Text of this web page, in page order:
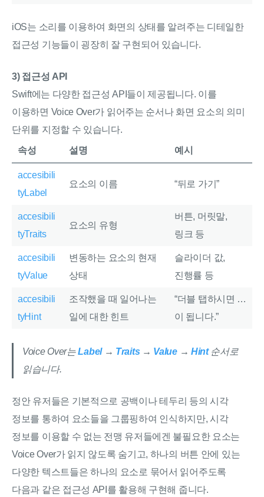
iOS는 소리를 이용하여 화면의 상태를 알려주는 디테일한
접근성 기능들이 굉장히 잘 구현되어 있습니다.
3) 접근성 API
Swift에는 다양한 접근성 API들이 제공됩니다. 이를
이용하면 Voice Over가 읽어주는 순서나 화면 요소의 의미
단위를 지정할 수 있습니다.
속성 설명 예시
accesibili
tyLabel
요소의 이름 “뒤로 가기”
accesibili
tyTraits
요소의 유형
버튼, 머릿말,
링크 등
accesibili
tyValue
변동하는 요소의 현재
상태
슬라이더 값,
진행률 등
accesibili
tyHint
조작했을 때 일어나는
일에 대한 힌트
“더블 탭하시면 …
이 됩니다.”
Voice Over는Label→ Traits → Value→ Hint순서로
읽습니다.
정안 유저들은 기본적으로 공백이나 테두리 등의 시각
정보를 통하여 요소들을 그룹핑하여 인식하지만, 시각
정보를 이용할 수 없는 전맹 유저들에겐 불필요한 요소는
Voice Over가 읽지 않도록 숨기고, 하나의 버튼 안에 있는
다양한 텍스트들은 하나의 요소로 묶어서 읽어주도록
다음과 같은 접근성 API를 활용해 구현해 줍니다.